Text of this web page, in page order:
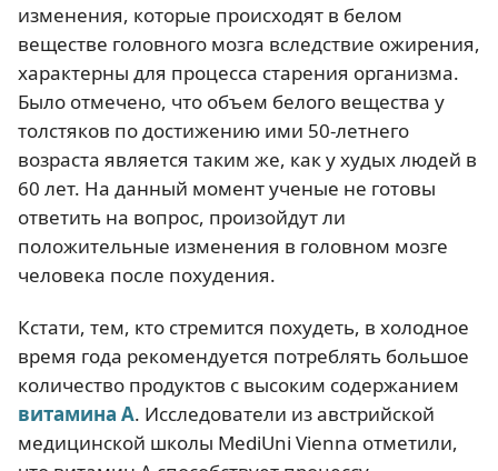
изменения, которые происходят в белом
веществе головного мозга вследствие ожирения,
характерны для процесса старения организма.
Было отмечено, что объем белого вещества у
толстяков по достижению ими 50-летнего
возраста является таким же, как у худых людей в
60 лет. На данный момент ученые не готовы
ответить на вопрос, произойдут ли
положительные изменения в головном мозге
человека после похудения.
Кстати, тем, кто стремится похудеть, в холодное
время года рекомендуется потреблять большое
количество продуктов с высоким содержанием
витамина А. Исследователи из австрийской
медицинской школы MediUni Vienna отметили,